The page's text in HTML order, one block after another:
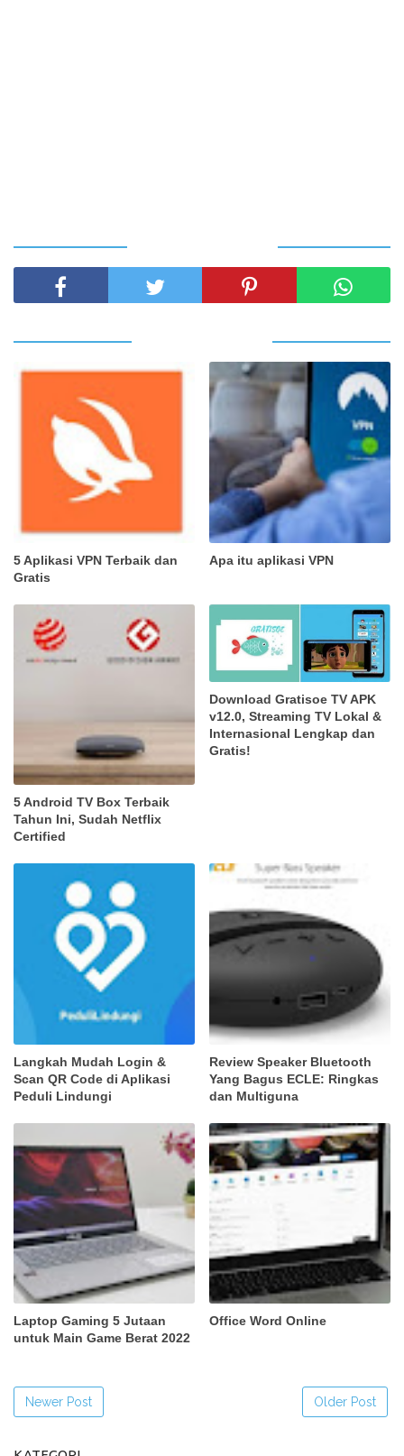
5 Aplikasi VPN Terbaik dan
Gratis
Apa itu aplikasi VPN
5 Android TV Box Terbaik
Tahun Ini, Sudah Netflix
Certified
Download Gratisoe TV APK
v12.0, Streaming TV Lokal &
Internasional Lengkap dan
Gratis!
Langkah Mudah Login &
Scan QR Code di Aplikasi
Peduli Lindungi
Review Speaker Bluetooth
Yang Bagus ECLE: Ringkas
dan Multiguna
Laptop Gaming 5 Jutaan
untuk Main Game Berat 2022
Office Word Online
Newer Post Older Post